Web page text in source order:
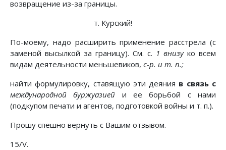
возвращение из-за границы.
т. Курский!
По-моему, надо расширить применение расстрела (с
заменой высылкой за границу). См. с. 1 внизуко всем
видам деятельности меньшевиков, с-р. и т. п.;
найти формулировку, ставящую эти деяния в связь с
международной буржуазией и ее борьбой с нами
(подкупом печати и агентов, подготовкой войны и т. п.).
Прошу спешно вернуть с Вашим отзывом.
15/V.